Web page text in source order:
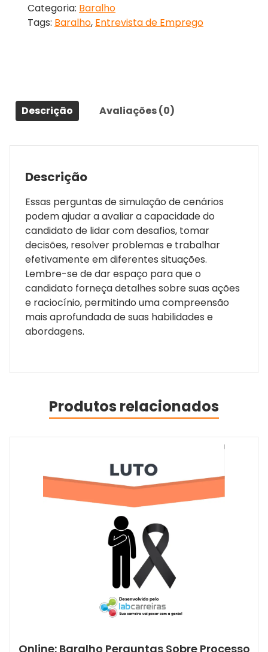
Categoria: Baralho
Tags: Baralho, Entrevista de Emprego
Descrição Avaliações (0)
Descrição
Essas perguntas de simulação de cenários
podem ajudar a avaliar a capacidade do
candidato de lidar com desafios, tomar
decisões, resolver problemas e trabalhar
efetivamente em diferentes situações.
Lembre-se de dar espaço para que o
candidato forneça detalhes sobre suas ações
e raciocínio, permitindo uma compreensão
mais aprofundada de suas habilidades e
abordagens.
Produtos relacionados
Online: Baralho Perguntas Sobre Processo